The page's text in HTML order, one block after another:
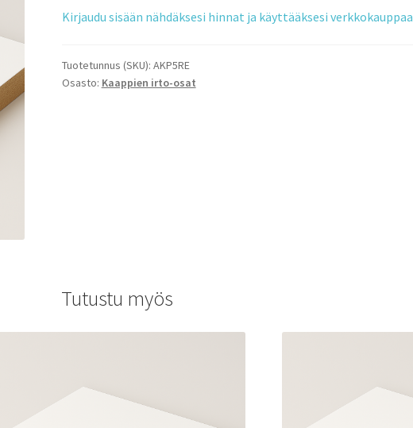
Kirjaudu sisään nähdäksesi hinnat ja käyttääksesi verkkokauppaa
Tuotetunnus (SKU): AKP5RE
Osasto: Kaappien irto-osat
Tutustu myös